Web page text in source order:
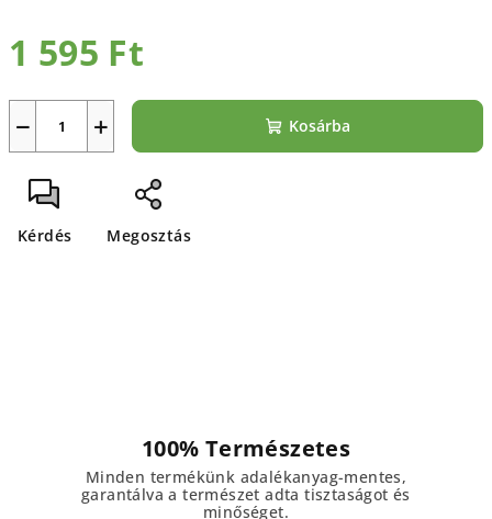
1 595 Ft
+
− Kosárba
Kérdés Megosztás
100% Természetes
Minden termékünk adalékanyag-mentes,
garantálva a természet adta tisztaságot és
minőséget.